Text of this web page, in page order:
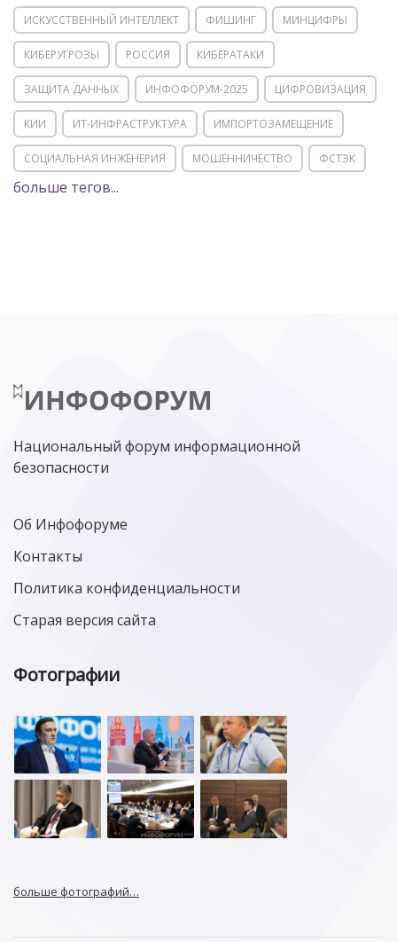
ИСКУССТВЕННЫЙ ИНТЕЛЛЕКТ ФИШИНГ МИНЦИФРЫ
КИБЕРУГРОЗЫ РОССИЯ КИБЕРАТАКИ
ЗАЩИТА ДАННЫХ ИНФОФОРУМ-2025 ЦИФРОВИЗАЦИЯ
КИИ ИТ-ИНФРАСТРУКТУРА ИМПОРТОЗАМЕЩЕНИЕ
СОЦИАЛЬНАЯ ИНЖЕНЕРИЯ МОШЕННИЧЕСТВО ФСТЭК
POSITIVE TECHNOLOGIES
МИНЦИФРЫ РОССИИ NGFW
больше тегов...
Национальный форум информационной
безопасности
Об Инфофоруме
Контакты
Политика конфиденциальности
Старая версия сайта
Фотографии
больше фотографий…